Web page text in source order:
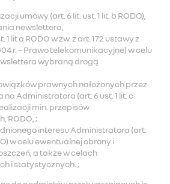
umowy (art. 6 lit. ust. 1 lit. b RODO),
newslettera,
1 lit a RODO w zw. z art. 172 ustawy z
r. – Prawo telekomunikacyjne) w celu
wybraną drogą
prawnych nałożonych przez
Administratora (art. 6 ust. 1 lit. c
min. przepisów
RODO, ;
interesu Administratora (art.
w celu ewentualnej obrony i
a także w celach
i statystycznych. ;